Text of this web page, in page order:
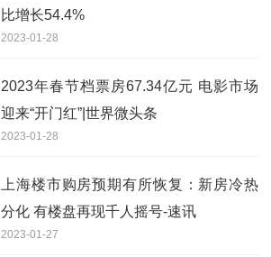
比增长54.4%
2023-01-28
2023年春节档票房67.34亿元 电影市场
迎来“开门红”|世界微头条
2023-01-28
上海楼市购房预期有所恢复：新房冷热
分化 有楼盘再现千人摇号-速讯
2023-01-27